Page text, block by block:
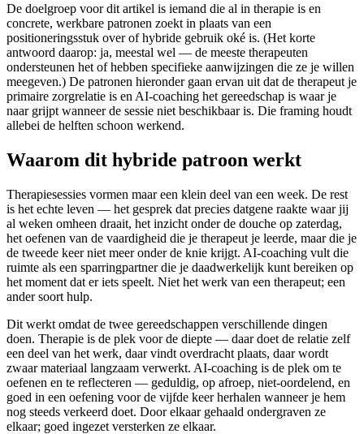
De doelgroep voor dit artikel is iemand die al in therapie is en
concrete, werkbare patronen zoekt in plaats van een
positioneringsstuk over of hybride gebruik oké is. (Het korte
antwoord daarop: ja, meestal wel — de meeste therapeuten
ondersteunen het of hebben specifieke aanwijzingen die ze je willen
meegeven.) De patronen hieronder gaan ervan uit dat de therapeut je
primaire zorgrelatie is en AI-coaching het gereedschap is waar je
naar grijpt wanneer de sessie niet beschikbaar is. Die framing houdt
allebei de helften schoon werkend.
Waarom dit hybride patroon werkt
Therapiesessies vormen maar een klein deel van een week. De rest
is het echte leven — het gesprek dat precies datgene raakte waar jij
al weken omheen draait, het inzicht onder de douche op zaterdag,
het oefenen van de vaardigheid die je therapeut je leerde, maar die je
de tweede keer niet meer onder de knie krijgt. AI-coaching vult die
ruimte als een sparringpartner die je daadwerkelijk kunt bereiken op
het moment dat er iets speelt. Niet het werk van een therapeut; een
ander soort hulp.
Dit werkt omdat de twee gereedschappen verschillende dingen
doen. Therapie is de plek voor de diepte — daar doet de relatie zelf
een deel van het werk, daar vindt overdracht plaats, daar wordt
zwaar materiaal langzaam verwerkt. AI-coaching is de plek om te
oefenen en te reflecteren — geduldig, op afroep, niet-oordelend, en
goed in een oefening voor de vijfde keer herhalen wanneer je hem
nog steeds verkeerd doet. Door elkaar gehaald ondergraven ze
elkaar; goed ingezet versterken ze elkaar.